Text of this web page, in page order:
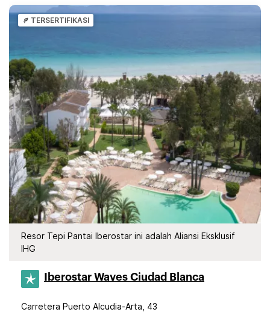
TERSERTIFIKASI
Resor Tepi Pantai Iberostar ini adalah Aliansi Eksklusif
IHG
Iberostar Waves Ciudad Blanca
Carretera Puerto Alcudia-Arta, 43